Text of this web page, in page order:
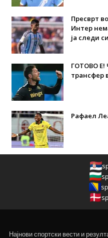
Пресврт
Интер
ја следи
ГОТОВО Е!
трансфер
Рафаел
Најнови спортски вести и